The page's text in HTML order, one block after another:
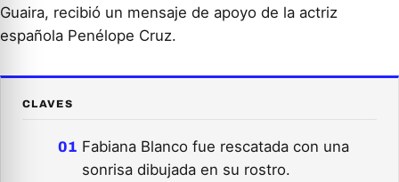
Guaira, recibió un mensaje de apoyo de la actriz
española Penélope Cruz.
CLAVES
Fabiana Blanco fue rescatada con una
sonrisa dibujada en su rostro.